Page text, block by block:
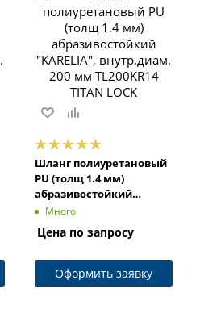
Шланг полиуретановый
PU (толщ 1.4 мм)
абразивостойкий
"KARELIA", внутр.диам.
LOCK
Много
Цена по запросу
Оформить заявку